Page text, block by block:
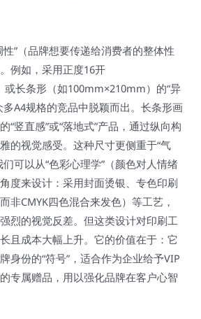
”（品牌想要传递给消费者的整体性
例如，采用正度16开
或长条形（如100mm×210mm）的“异
多A4规格的竞品中脱颖而出。长条形画
“竖直感”或“落地式”产品，通过纵向构
的视觉感受。这种尺寸更侧重于“气
可以从“色彩心理学”（颜色对人情绪
度来设计：采用封面烫银、专色印刷
非CMYK四色混合来发色）等工艺，
烈的视觉反差。但这类设计对印刷工
且成本大幅上升。它的价值在于：它
身份的“符号”，适合作为企业给予VIP
专属赠品，用以强化品牌在客户心智